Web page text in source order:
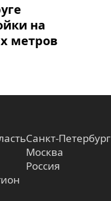
на
метров
Санкт-Петербург
Москва
Россия